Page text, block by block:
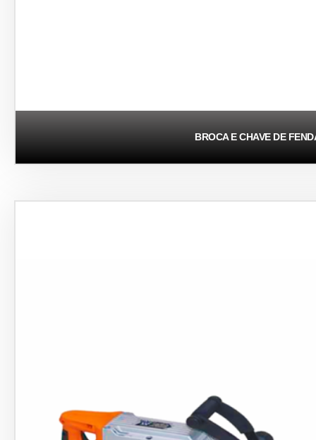
BROCA E CHAVE DE